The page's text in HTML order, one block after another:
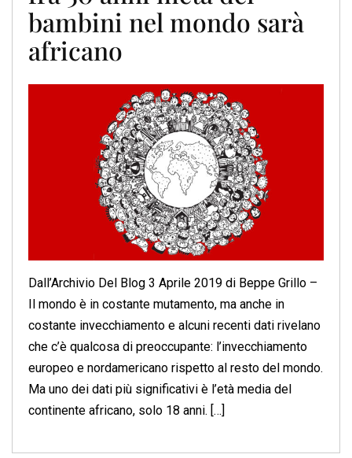
bambini nel mondo sarà
africano
Dall’Archivio Del Blog 3 Aprile 2019 di Beppe Grillo –
Il mondo è in costante mutamento, ma anche in
costante invecchiamento e alcuni recenti dati rivelano
che c’è qualcosa di preoccupante: l’invecchiamento
europeo e nordamericano rispetto al resto del mondo.
Ma uno dei dati più significativi è l’età media del
continente africano, solo 18 anni. […]